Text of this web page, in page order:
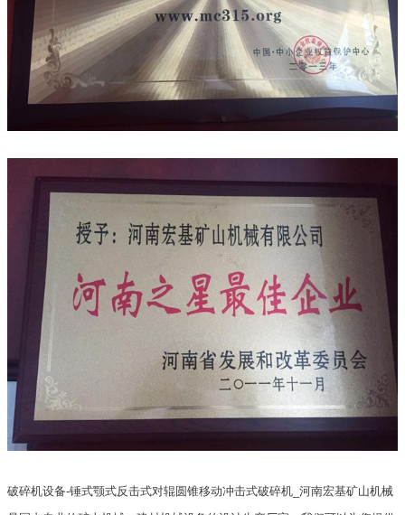
破碎机设备-锤式颚式反击式对辊圆锥移动冲击式破碎机_河南宏基矿山机械